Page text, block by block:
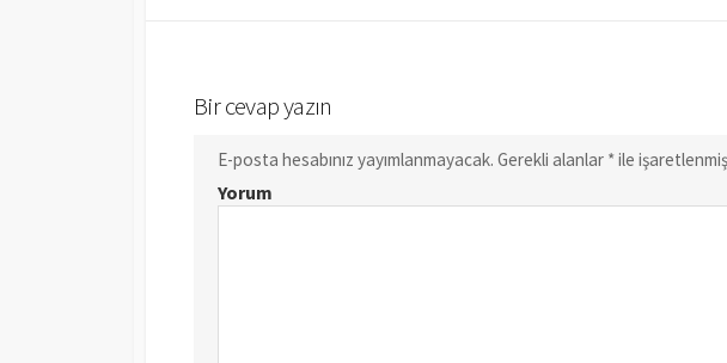
Bir cevap yazın
E-posta hesabınız yayımlanmayacak. Gerekli alanlar *ile
Yorum